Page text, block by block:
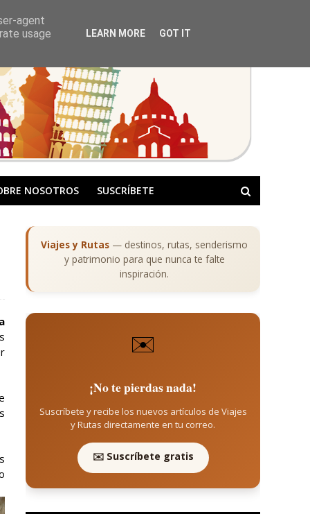
NOSOTROS SUSCRÍBETE
Viajes y Rutas — destinos, rutas, senderismo
y patrimonio para que nunca te falte
inspiración.
✉️
¡No te pierdas nada!
Suscríbete y recibe los nuevos artículos de Viajes
y Rutas directamente en tu correo.
✉️ Suscríbete gratis
agent
usage
LEARN MORE GOT IT